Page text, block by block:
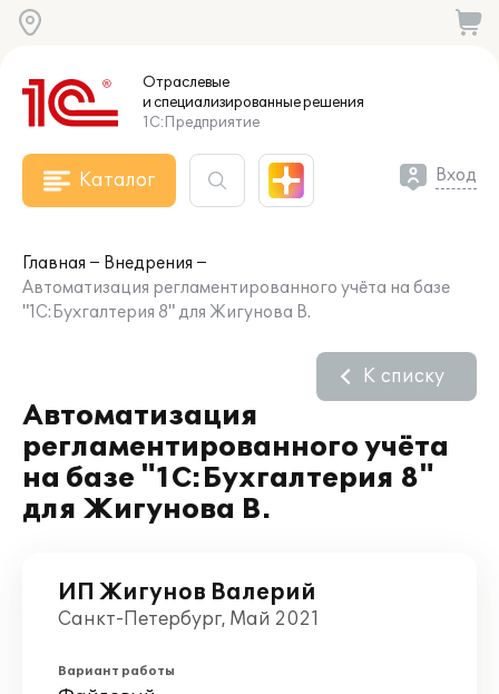
Отраслевые
и специализированныерешения
1С:Предприятие
Каталог Вход
Главная
Внедрения
Автоматизация регламентированного учёта на базе
"1С:Бухгалтерия 8" для Жигунова В.
Автоматизация
регламентированного учёта
на базе "1С:Бухгалтерия 8"
для Жигунова В.
К списку
ИП Жигунов Валерий
Санкт-Петербург, Май 2021
Вариант работы